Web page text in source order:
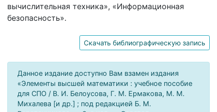
вычислительная техника», «Информационная
безопасность».
Скачать библиографическую запись
Данное издание доступно Вам взамен издания
«Элементы высшей математики : учебное пособие
для СПО / В. И. Белоусова, Г. М. Ермакова, М. М.
Михалева [и др.] ; под редакцией Б. М.